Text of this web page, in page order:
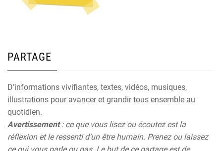
PARTAGE
D’informations vivifiantes, textes, vidéos, musiques,
illustrations pour avancer et grandir tous ensemble au
quotidien.
Avertissement: ce que vous lisez ou écoutez est la
réflexion et le ressenti d’un être humain. Prenez ou laissez